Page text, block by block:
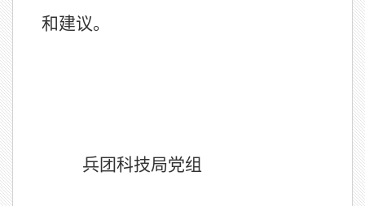
和建议。
兵团科技局党组